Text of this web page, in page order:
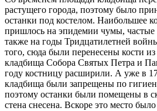
растущего города, поэтому было
останки под костелом. Наибольшее
пришлось на эпидемии чумы,
также на годы Тридцатилетней
того, сюда были перенесены кости
кладбища Собора Святых Петра и
году костницу расширили. А уже в
кладбища были запрещены по
поэтому останки были помещены в
стена снесена. Вскоре это место